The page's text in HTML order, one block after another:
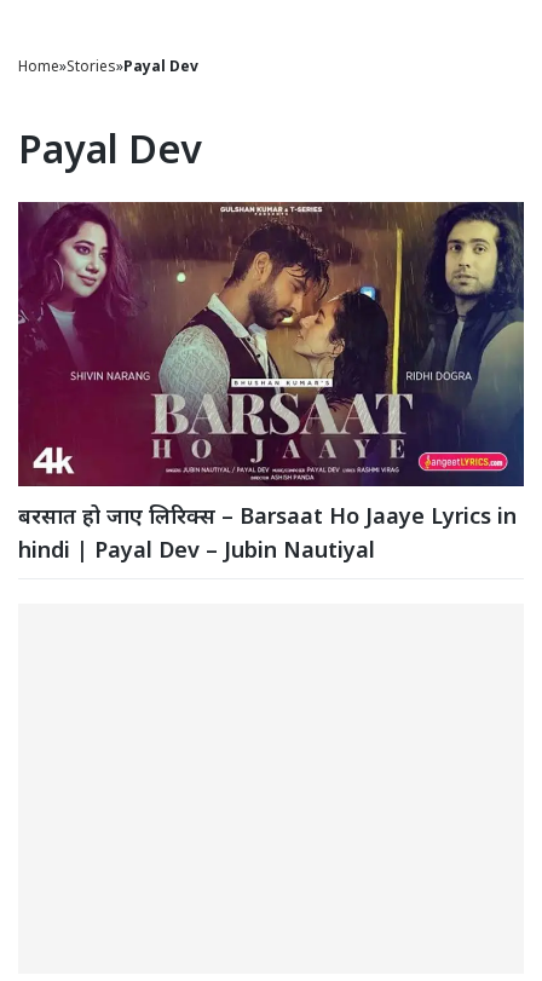
Home»Stories»Payal Dev
Payal Dev
बरसात हो जाए लिरिक्स – Barsaat Ho Jaaye Lyrics in
hindi | Payal Dev – Jubin Nautiyal